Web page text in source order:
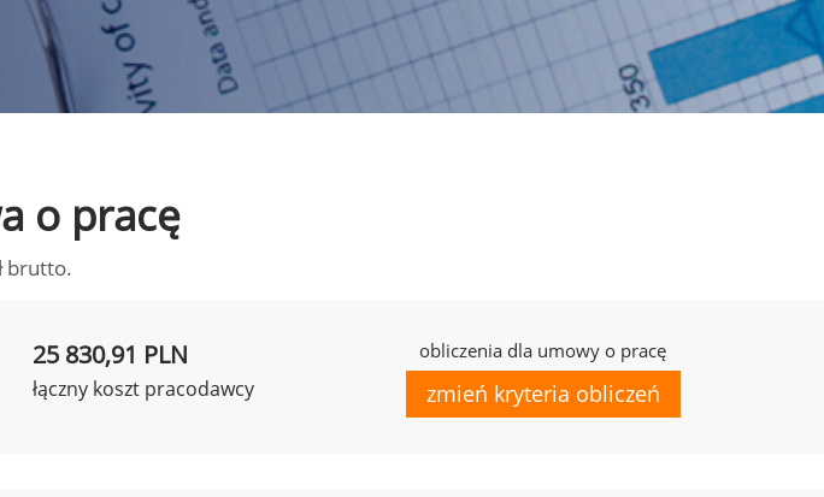
o pracę
brutto.
25 830,91 PLN
łączny koszt pracodawcy
obliczenia dla umowy o pracę
zmień kryteria obliczeń